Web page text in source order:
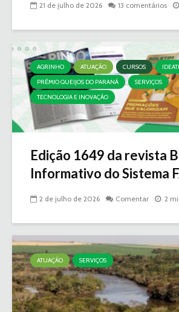
21 de julho de 2026 13 comentários
AGRINHO ATUAÇÃO CURSOS
PRÊMIO QUEIJOS DO PARANÁ
SERVIÇOS
TECNOLOGIA E INOVAÇÃO
Edição 1649 da revista
Informativo do Sistema
2 de julho de 2026 Comentar 2
ATUAÇÃO SERVIÇOS